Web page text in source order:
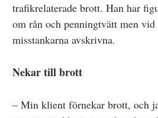
trafikrelaterade brott. Han har
om rån och penningtvätt men
misstankarna avskrivna.
Nekar till brott
– Min klient förnekar brott, och